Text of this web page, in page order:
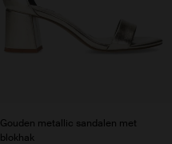
Gouden metallic sandalen met
blokhak